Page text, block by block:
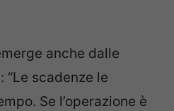
anche dalle
: “Le scadenze le
Se l’operazione è